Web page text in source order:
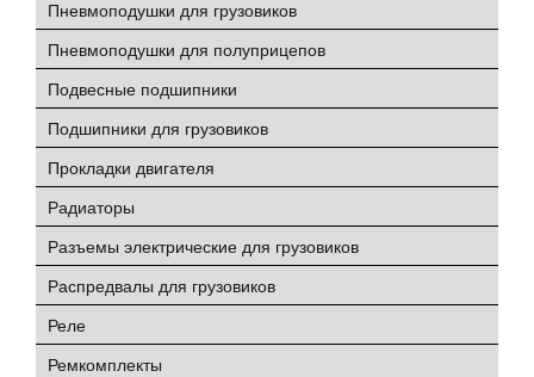
Пневмоподушки для грузовиков
Пневмоподушки для полуприцепов
Подвесные подшипники
Подшипники для грузовиков
Прокладки двигателя
Радиаторы
Разъемы электрические для грузовиков
Распредвалы для грузовиков
Реле
Ремкомплекты